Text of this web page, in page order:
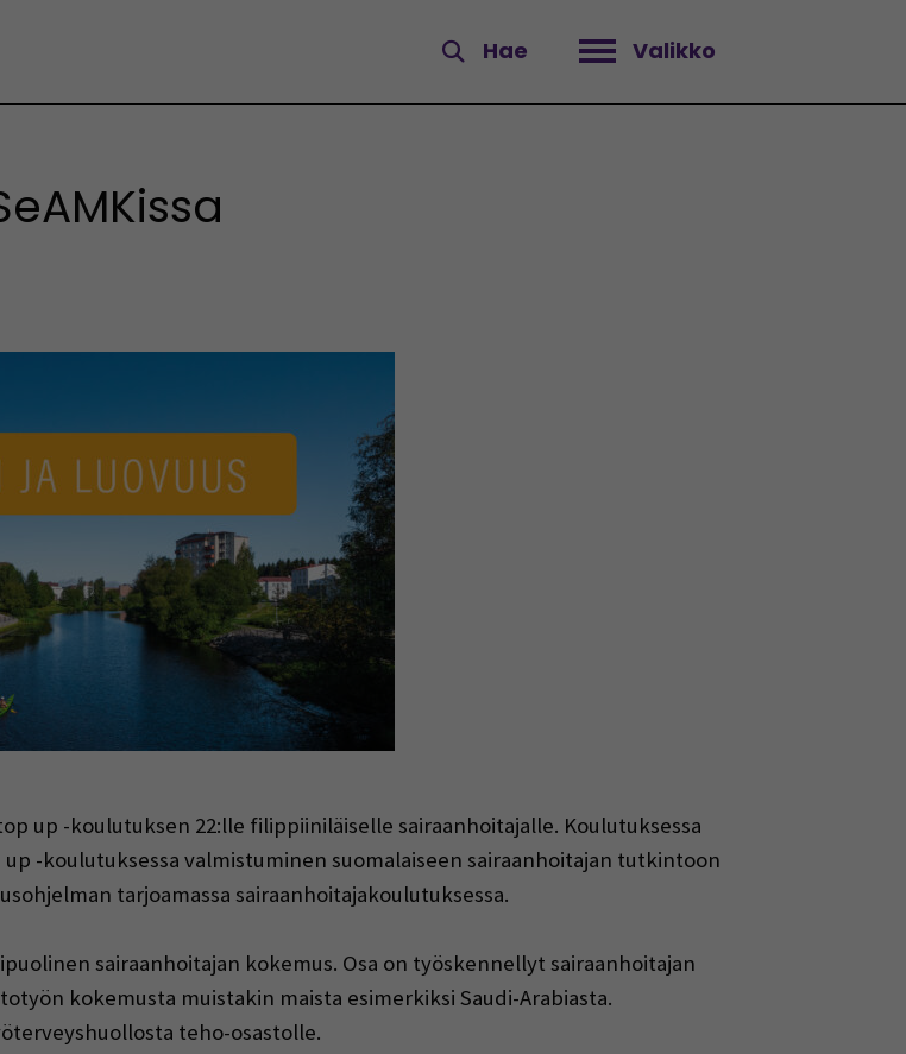
Hae Valikko
Avaa valikko
up -koulutuksen 22:lle filippiiniläiselle sairaanhoitajalle. Koulutuksessa
-koulutuksessa valmistuminen suomalaiseen sairaanhoitajan tutkintoon
tarjoamassa sairaanhoitajakoulutuksessa.
sairaanhoitajan kokemus. Osa on työskennellyt sairaanhoitajan
kokemusta muistakin maista esimerkiksi Saudi-Arabiasta.
teho-osastolle.